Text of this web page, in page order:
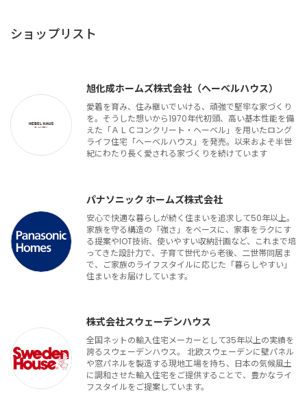
ショップリスト
旭化成ホームズ株式会社（ヘーベルハウス）
愛着を育み、住み継いでいける、頑強で堅牢な家づくり
を。そうした想いから1970年代初頭、高い基本性能を備
えた「ＡＬＣコンクリート・ヘーベル」を用いたロング
ライフ住宅「へーベルハウス」を発売。以来およそ半世
紀にわたり長く愛される家づくりを続けています
パナソニック ホームズ株式会社
安心で快適な暮らしが続く住まいを追求して50年以上。
家族を守る構造の「強さ」をベースに、家事をラクにす
る提案やIOT技術、使いやすい収納計画など、これまで培
ってきた設計力で、子育て世代から老後、二世帯同居ま
で、ご家族のライフスタイルに応じた「暮らしやすい」
住まいをお届けしています。
株式会社スウェーデンハウス
全国ネットの輸入住宅メーカーとして35年以上の実績を
誇るスウェーデンハウス。 北欧スウェーデンに壁パネル
や窓パネルを製造する現地工場を持ち、日本の気候風土
に調和させた輸入住宅をご提供することで、豊かなライ
フスタイルをご提案しています。